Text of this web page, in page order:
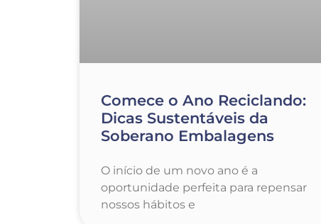
Comece o Ano Reciclando:
Dicas Sustentáveis da
Soberano Embalagens
O início de um novo ano é a
oportunidade perfeita para repensar
nossos hábitos e